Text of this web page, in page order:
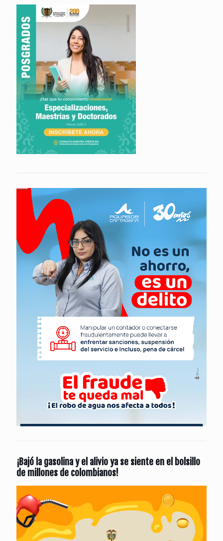
¡Bajó la gasolina y el alivio ya se siente en el bolsillo
de millones de colombianos!
de
vídeo